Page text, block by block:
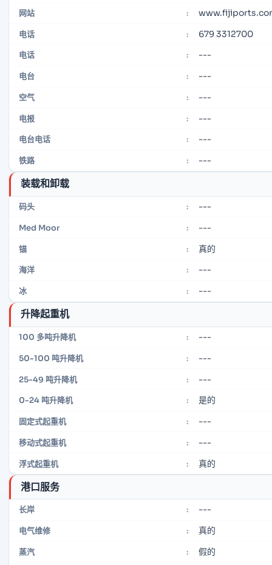
网站 :
电话 : 679 3312700
电话 : ---
电台 : ---
空气 : ---
电报 : ---
电台电话 : ---
铁路 : ---
装载和卸载
码头 : ---
Med Moor : ---
锚 : 真的
海洋 : ---
冰 : ---
升降起重机
100 多吨升降机 : ---
50-100 吨升降机 : ---
25-49 吨升降机 : ---
0-24 吨升降机 : 是的
固定式起重机 : ---
移动式起重机 : ---
浮式起重机 : 真的
港口服务
长岸 : ---
电气维修 : 真的
蒸汽 : 假的